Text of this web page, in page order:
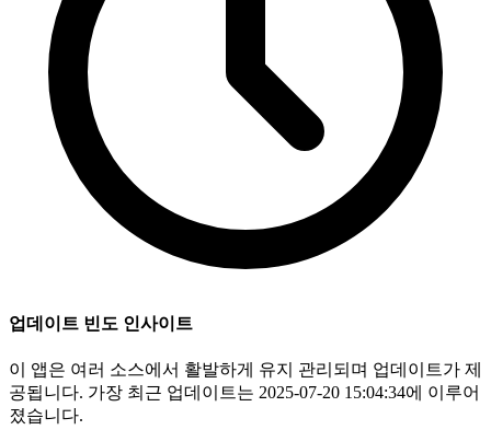
업데이트 빈도 인사이트
이 앱은 여러 소스에서 활발하게 유지 관리되며 업데이트가 제
공됩니다. 가장 최근 업데이트는 2025-07-20 15:04:34에 이루어
졌습니다.